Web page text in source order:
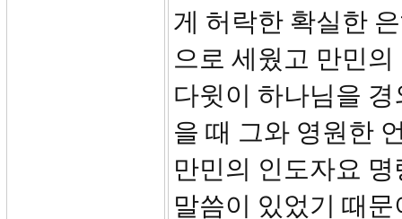
게 허락한 확실한
으로 세웠고 만민
다윗이 하나님을
을 때 그와 영원한
만민의 인도자요
말씀이 있었기 때